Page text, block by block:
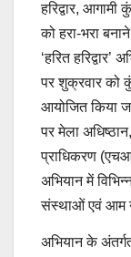
हरिद्वार, आगामी
को हरा-भरा
‘हरित
पर शुक्रवार को
आयोजित किया
पर मेला
प्राधिकरण
अभियान में
संस्थाओं एवं आम
अभियान के